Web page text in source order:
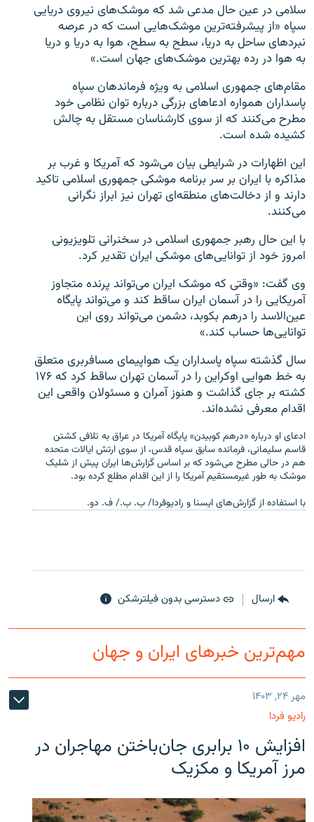
سلامی در عین حال مدعی شد که موشک‌های نیروی دریایی
سپاه «از پیشرفته‌ترین موشک‌هایی است که در عرصه
نبردهای ساحل به دریا، سطح به سطح، هوا به دریا و دریا
به هوا در رده بهترین موشک‌های جهان است.»
مقام‌های جمهوری اسلامی به ویژه فرماندهان سپاه
پاسداران همواره ادعاهای بزرگی درباره توان نظامی خود
مطرح می‌کنند که از سوی کارشناسان مستقل به چالش
کشیده شده است.
این اظهارات در شرایطی بیان می‌شود که آمریکا و غرب بر
مذاکره با ایران بر سر برنامه موشکی جمهوری اسلامی تاکید
دارند و از دخالت‌های منطقه‌ای تهران نیز ابراز نگرانی
می‌کنند.
با این حال رهبر جمهوری اسلامی در سخنرانی تلویزیونی
امروز خود از توانایی‌های موشکی ایران تقدیر کرد.
وی گفت:‌ «وقتی که موشک ایران می‌تواند پرنده متجاوز
آمریکایی را در آسمان ایران ساقط کند و می‌تواند پایگاه
عین‌الاسد را درهم بکوبد، دشمن می‌تواند روی این
توانایی‌ها حساب کند.»
سال گذشته سپاه پاسداران یک هواپیمای مسافربری متعلق
به خط هوایی اوکراین را در آسمان تهران ساقط کرد که ۱۷۶
کشته بر جای گذاشت و هنوز آمران و مسئولان واقعی این
اقدام معرفی نشده‌اند.
ادعای او درباره «درهم کوبیدن» پایگاه آمریکا در عراق به تلافی کشتن
قاسم سلیمانی، فرمانده سابق سپاه قدس، از سوی ارتش ایالات متحده
هم در حالی مطرح می‌شود که بر اساس گزارش‌ها ایران پیش از شلیک
موشک به طور غیرمستقیم آمریکا را از این اقدام مطلع کرده بود.
با استفاده از گزارش‌های ایسنا و رادیوفردا/ ب. ب./ ف. دو.
ارسال دسترسی بدون فیلترشکن
مهم‌ترین خبرهای ایران و جهان
مهر ۲۴, ۱۴۰۳
رادیو فردا
افزایش ۱۰ برابری جان‌باختن مهاجران در
مرز آمریکا و مکزیک